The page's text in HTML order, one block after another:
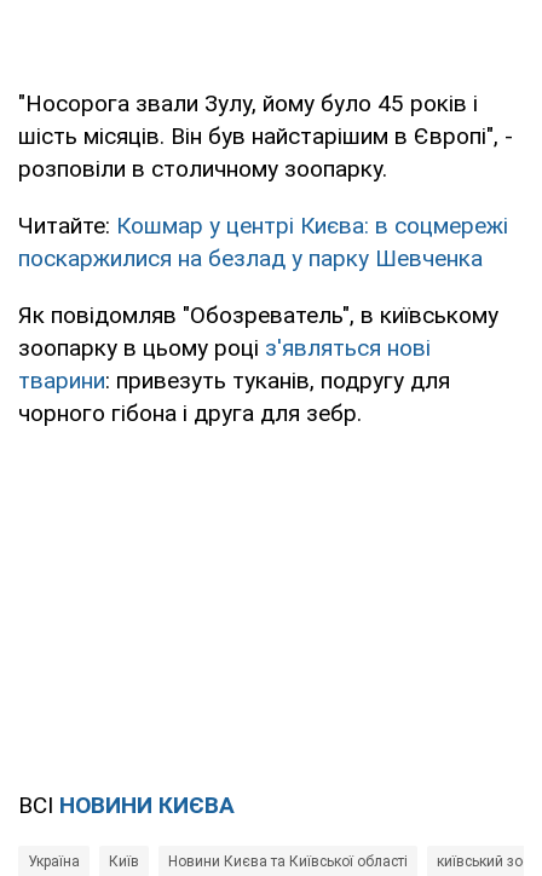
"Носорога звали Зулу, йому було 45 років і
шість місяців. Він був найстарішим в Європі", -
розповіли в столичному зоопарку.
Читайте: Кошмар у центрі Києва: в соцмережі
поскаржилися на безлад у парку Шевченка
Як повідомляв "Обозреватель", в київському
зоопарку в цьому році з'являться нові
тварини: привезуть туканів, подругу для
чорного гібона і друга для зебр.
ВСІ НОВИНИ КИЄВА
Україна Київ Новини Києва та Київської області київський